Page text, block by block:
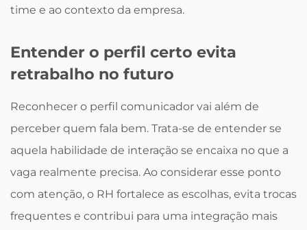
time e ao contexto da empresa.
Entender o perfil certo evita
retrabalho no futuro
Reconhecer o perfil comunicador vai além de
perceber quem fala bem. Trata-se de entender se
aquela habilidade de interação se encaixa no que a
vaga realmente precisa. Ao considerar esse ponto
com atenção, o RH fortalece as escolhas, evita trocas
frequentes e contribui para uma integração mais